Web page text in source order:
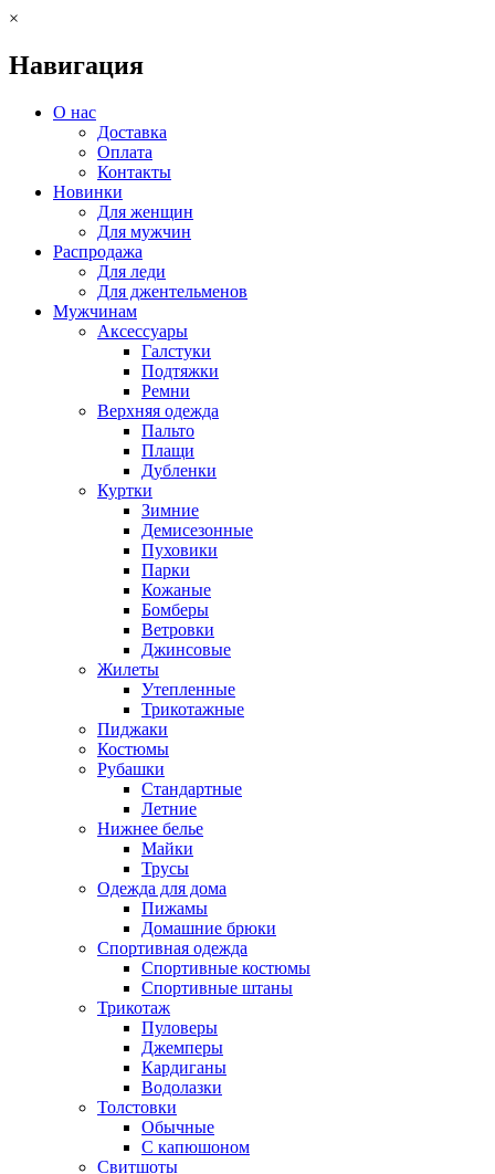
×
Навигация
О нас
Доставка
Оплата
Контакты
Новинки
Для женщин
Для мужчин
Распродажа
Для леди
Для джентельменов
Мужчинам
Аксессуары
Галстуки
Подтяжки
Ремни
Верхняя одежда
Пальто
Плащи
Дубленки
Куртки
Зимние
Демисезонные
Пуховики
Парки
Кожаные
Бомберы
Ветровки
Джинсовые
Жилеты
Утепленные
Трикотажные
Пиджаки
Костюмы
Рубашки
Стандартные
Летние
Нижнее белье
Майки
Трусы
Одежда для дома
Пижамы
Домашние брюки
Спортивная одежда
Спортивные костюмы
Спортивные штаны
Трикотаж
Пуловеры
Джемперы
Кардиганы
Водолазки
Толстовки
Обычные
С капюшоном
Свитшоты